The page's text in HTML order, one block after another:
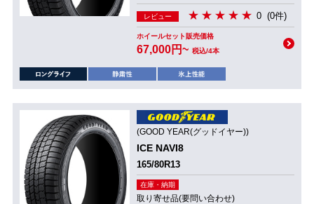
レビュー 0 (0件)
ホイールセット販売価格
67,000円~ 税込/4本
(GOOD YEAR(グッドイヤー))
ICE NAVI8
165/80R13
在庫・納期
取り寄せ品(要問い合わせ)